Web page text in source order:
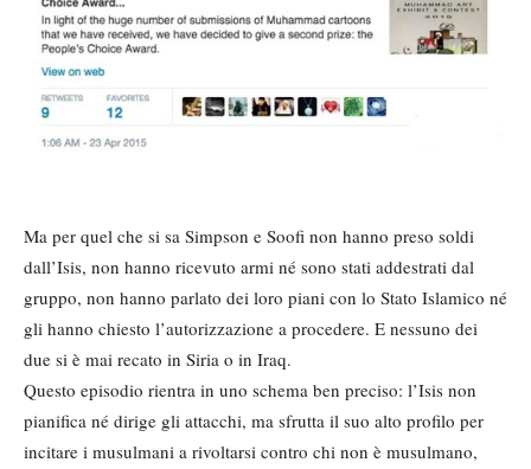
Ma per quel che si sa Simpson e Soofi non hanno preso soldi
dall’Isis, non hanno ricevuto armi né sono stati addestrati dal
gruppo, non hanno parlato dei loro piani con lo Stato Islamico né
gli hanno chiesto l’autorizzazione a procedere. E nessuno dei
due si è mai recato in Siria o in Iraq.
Questo episodio rientra in uno schema ben preciso: l’Isis non
pianifica né dirige gli attacchi, ma sfrutta il suo alto profilo per
incitare i musulmani a rivoltarsi contro chi non è musulmano,